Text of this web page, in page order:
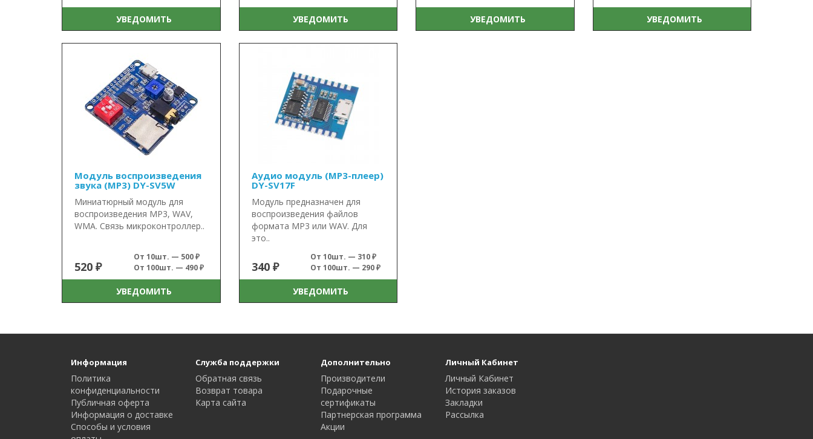
УВЕДОМИТЬ УВЕДОМИТЬ УВЕДОМИТЬ УВЕДОМИТЬ
Модуль воспроизведения
звука (MP3) DY-SV5W
Миниатюрный модуль для
воспроизведения MP3, WAV,
WMA. Связь микроконтроллер..
520 ₽
От 10шт. — 500 ₽
От 100шт. — 490 ₽
УВЕДОМИТЬ
Аудио модуль (MP3-плеер)
DY-SV17F
Модуль предназначен для
воспроизведения файлов
формата MP3 или WAV. Для
это..
340 ₽
От 10шт. — 310 ₽
От 100шт. — 290 ₽
УВЕДОМИТЬ
Информация
Политика
конфиденциальности
Публичная оферта
Информация о доставке
Способы и условия
Служба поддержки
Обратная связь
Возврат товара
Карта сайта
Дополнительно
Производители
Подарочные
сертификаты
Партнерская программа
Акции
Личный Кабинет
Личный Кабинет
История заказов
Закладки
Рассылка